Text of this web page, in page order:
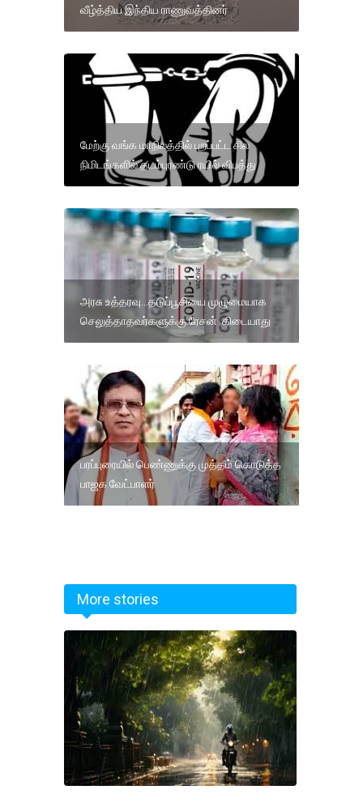
வீழ்த்திய இந்திய ராணுவத்தினர்
மேற்கு வங்க மாநிலத்தில் புறப்பட்ட சில
நிமிடங்களில் தடம்புரண்டு ரயில் விபத்து
அரசு உத்தரவு...தடுப்பூசியை முழுமையாக
செலுத்தாதவர்களுக்கு ரேசன் கிடையாது
பரப்புரையில் பெண்ணுக்கு முத்தம் கொடுத்த
பாஜக வேட்பாளர்
More stories